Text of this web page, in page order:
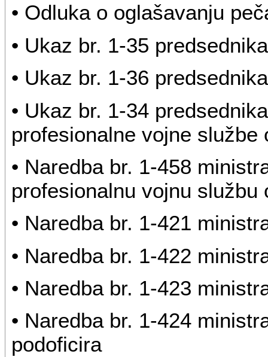
• Odluka o oglašavanju
• Ukaz br. 1-35
• Ukaz br. 1-36
• Ukaz br. 1-34
profesionalne vojne službe
• Naredba br. 1-458
profesionalnu vojnu službu
• Naredba br. 1-421
• Naredba br. 1-422
• Naredba br. 1-423
• Naredba br. 1-424
podoficira